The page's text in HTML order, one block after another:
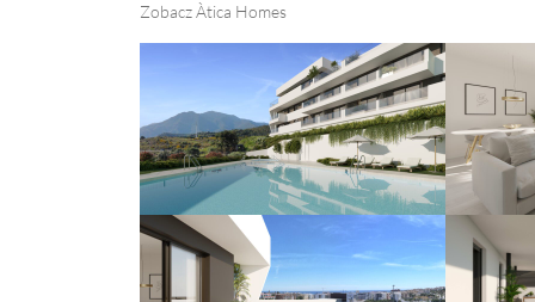
Zobacz Àtica Homes
Fantastische service en
begeleiding
Zeer goede service en
uitstekende samenwerking.
Er werd echt de tijd
genomen om mijn wensen
in kaart te brengen. Dankzij
vastgoedmakelaar, heb ik
mijn droomhuis gevonden.
Lees verder
Fien
2026